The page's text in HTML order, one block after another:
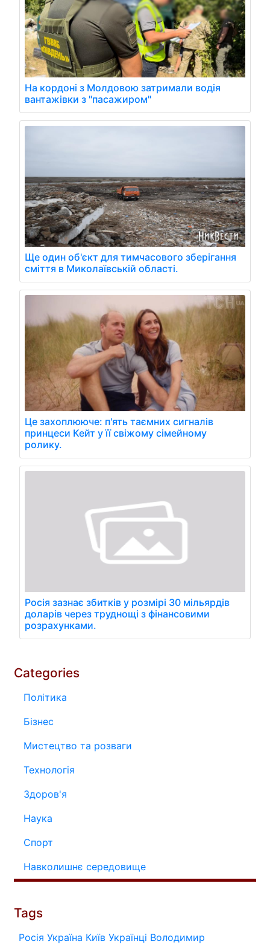
На кордоні з Молдовою затримали водія
вантажівки з "пасажиром"
Ще один об'єкт для тимчасового зберігання
сміття в Миколаївській області.
Це захоплююче: п'ять таємних сигналів
принцеси Кейт у її свіжому сімейному
ролику.
Росія зазнає збитків у розмірі 30 мільярдів
доларів через труднощі з фінансовими
розрахунками.
Categories
Політика
Бізнес
Мистецтво та розваги
Технологія
Здоров'я
Наука
Спорт
Навколишнє середовище
Tags
Росія Україна Київ Українці Володимир